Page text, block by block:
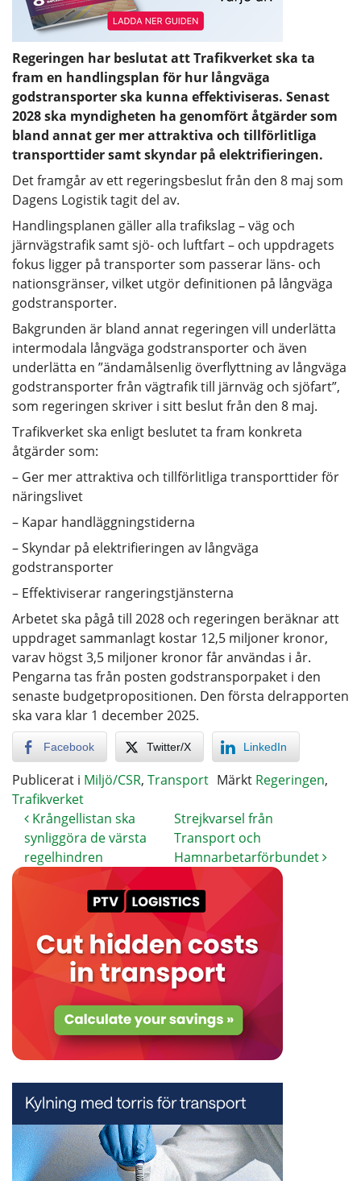
Regeringen har beslutat att Trafikverket ska ta
fram en handlingsplan för hur långväga
godstransporter ska kunna effektiviseras. Senast
2028 ska myndigheten ha genomfört åtgärder som
bland annat ger mer attraktiva och tillförlitliga
transporttider samt skyndar på elektrifieringen.
Det framgår av ett regeringsbeslut från den 8 maj som
Dagens Logistik tagit del av.
Handlingsplanen gäller alla trafikslag – väg och
järnvägstrafik samt sjö- och luftfart – och uppdragets
fokus ligger på transporter som passerar läns- och
nationsgränser, vilket utgör definitionen på långväga
godstransporter.
Bakgrunden är bland annat regeringen vill underlätta
intermodala långväga godstransporter och även
underlätta en ”ändamålsenlig överflyttning av långväga
godstransporter från vägtrafik till järnväg och sjöfart”,
som regeringen skriver i sitt beslut från den 8 maj.
Trafikverket ska enligt beslutet ta fram konkreta
åtgärder som:
– Ger mer attraktiva och tillförlitliga transporttider för
näringslivet
– Kapar handläggningstiderna
– Skyndar på elektrifieringen av långväga
godstransporter
– Effektiviserar rangeringstjänsterna
Arbetet ska pågå till 2028 och regeringen beräknar att
uppdraget sammanlagt kostar 12,5 miljoner kronor,
varav högst 3,5 miljoner kronor får användas i år.
Pengarna tas från posten godstransporpaket i den
senaste budgetpropositionen. Den första delrapporten
ska vara klar 1 december 2025.
Facebook Twitter/X LinkedIn
Publicerat i Miljö/CSR, Transport Märkt Regeringen,
Trafikverket
Krångellistan ska
synliggöra de värsta
regelhindren
Strejkvarsel från
Transport och
Hamnarbetarförbundet